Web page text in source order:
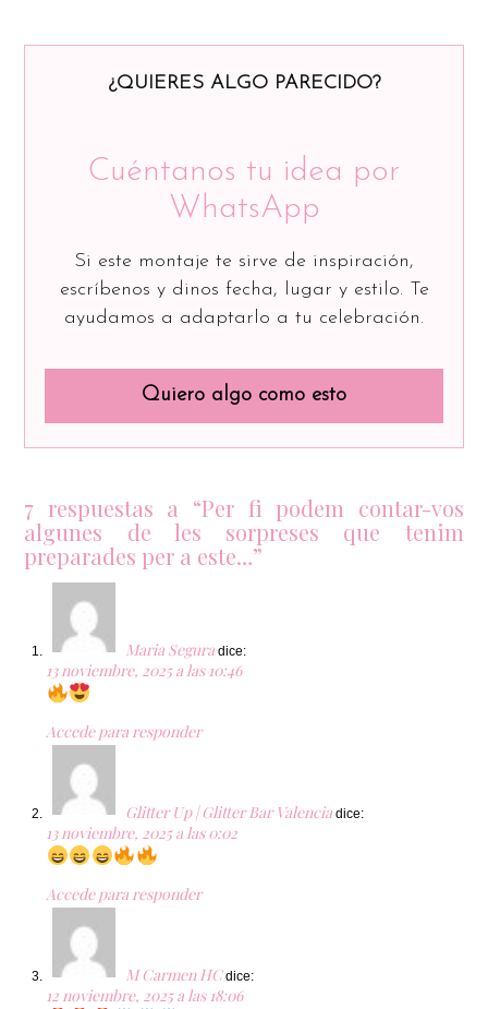
¿QUIERES ALGO PARECIDO?
Cuéntanos tu idea por
WhatsApp
Si este montaje te sirve de inspiración,
escríbenos y dinos fecha, lugar y estilo. Te
ayudamos a adaptarlo a tu celebración.
Quiero algo como esto
7 respuestas a “Per fi podem contar-vos
algunes de les sorpreses que tenim
preparades per a este…”
Maria Segura dice:
13 noviembre, 2025 a las 10:46
Accede para responder
Glitter Up | Glitter Bar Valencia dice:
13 noviembre, 2025 a las 0:02
Accede para responder
M Carmen HC dice:
12 noviembre, 2025 a las 18:06